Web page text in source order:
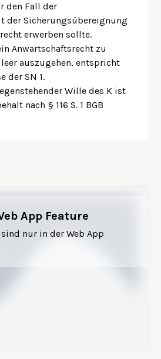
den Fall der
der Sicherungsübereignung
erwerben sollte.
Anwartschaftsrecht zu
auszugehen, entspricht
der SN 1.
Wille des K ist
nach § 116 S. 1 BGB
App Feature
sind nur in der Web App